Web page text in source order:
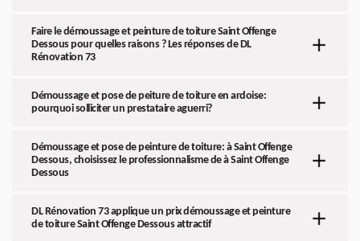
Faire le démoussage et peinture de toiture Saint Offenge
Dessous pour quelles raisons ? Les réponses de DL
Rénovation 73
Démoussage et pose de peiture de toiture en ardoise:
pourquoi solliciter un prestataire aguerri?
Démoussage et pose de peinture de toiture: à Saint Offenge
Dessous, choisissez le professionnalisme de à Saint Offenge
Dessous
DL Rénovation 73 applique un prix démoussage et peinture
de toiture Saint Offenge Dessous attractif